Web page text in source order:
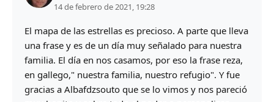
14 de febrero de 2021, 19:28
El mapa de las estrellas es precioso. A parte que lleva
una frase y es de un día muy señalado para nuestra
familia. El día en nos casamos, por eso la frase reza,
en gallego," nuestra familia, nuestro refugio". Y fue
gracias a Albafdzsouto que se lo vimos y nos pareció